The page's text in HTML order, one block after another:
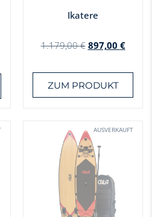
Ikatere
1.179,00€ 897,00 €
ZUM PRODUKT
AUSVERKAUFT